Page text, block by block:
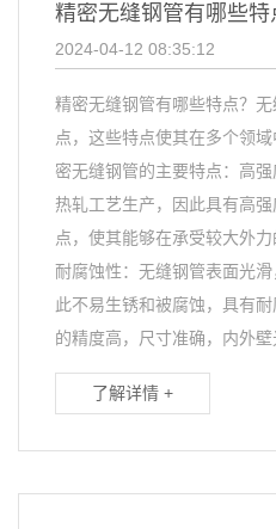
精密无缝钢管有哪些特
2024-04-12 08:35:12
精密无缝钢管有哪些特点？
点，这些特点使其在多个领
密无缝钢管的主要特点：高
热轧工艺生产，因此具有高
点，使其能够在承受较大外
耐腐蚀性：无缝钢管表面光
此不易生锈和被腐蚀，具有
的精度高，尺寸准确，内外壁
了解详情 +